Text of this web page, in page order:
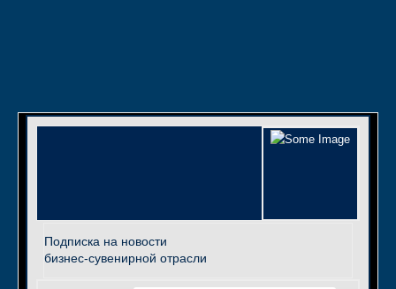
Подписка на новости
бизнес-сувенирной отрасли